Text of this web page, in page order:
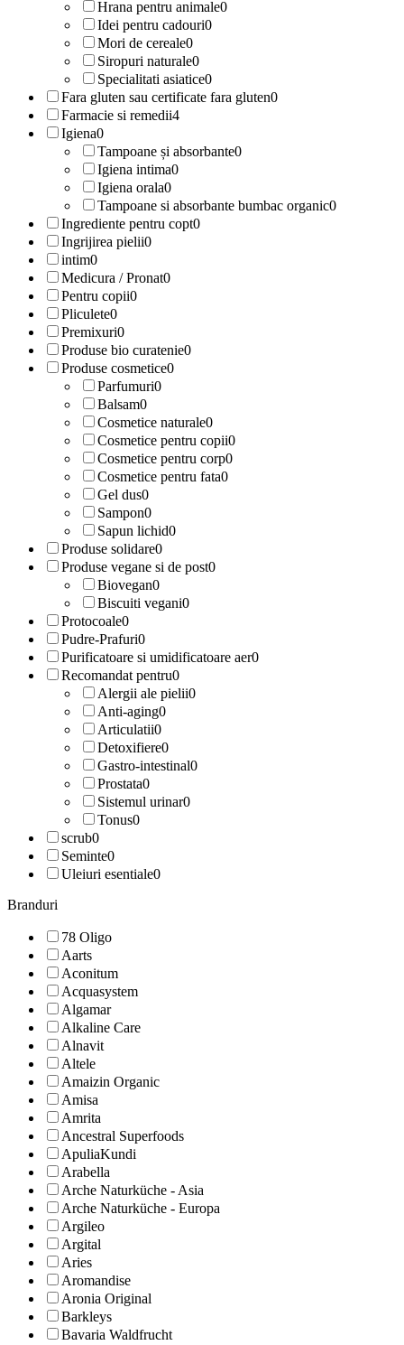
Hrana pentru animale0
Idei pentru cadouri0
Mori de cereale0
Siropuri naturale0
Specialitati asiatice0
Fara gluten sau certificate fara gluten0
Farmacie si remedii4
Igiena0
Tampoane și absorbante0
Igiena intima0
Igiena orala0
Tampoane si absorbante bumbac organic0
Ingrediente pentru copt0
Ingrijirea pielii0
intim0
Medicura / Pronat0
Pentru copii0
Pliculete0
Premixuri0
Produse bio curatenie0
Produse cosmetice0
Parfumuri0
Balsam0
Cosmetice naturale0
Cosmetice pentru copii0
Cosmetice pentru corp0
Cosmetice pentru fata0
Gel dus0
Sampon0
Sapun lichid0
Produse solidare0
Produse vegane si de post0
Biovegan0
Biscuiti vegani0
Protocoale0
Pudre-Prafuri0
Purificatoare si umidificatoare aer0
Recomandat pentru0
Alergii ale pielii0
Anti-aging0
Articulatii0
Detoxifiere0
Gastro-intestinal0
Prostata0
Sistemul urinar0
Tonus0
scrub0
Seminte0
Uleiuri esentiale0
Branduri
78 Oligo
Aarts
Aconitum
Acquasystem
Algamar
Alkaline Care
Alnavit
Altele
Amaizin Organic
Amisa
Amrita
Ancestral Superfoods
ApuliaKundi
Arabella
Arche Naturküche - Asia
Arche Naturküche - Europa
Argileo
Argital
Aries
Aromandise
Aronia Original
Barkleys
Bavaria Waldfrucht